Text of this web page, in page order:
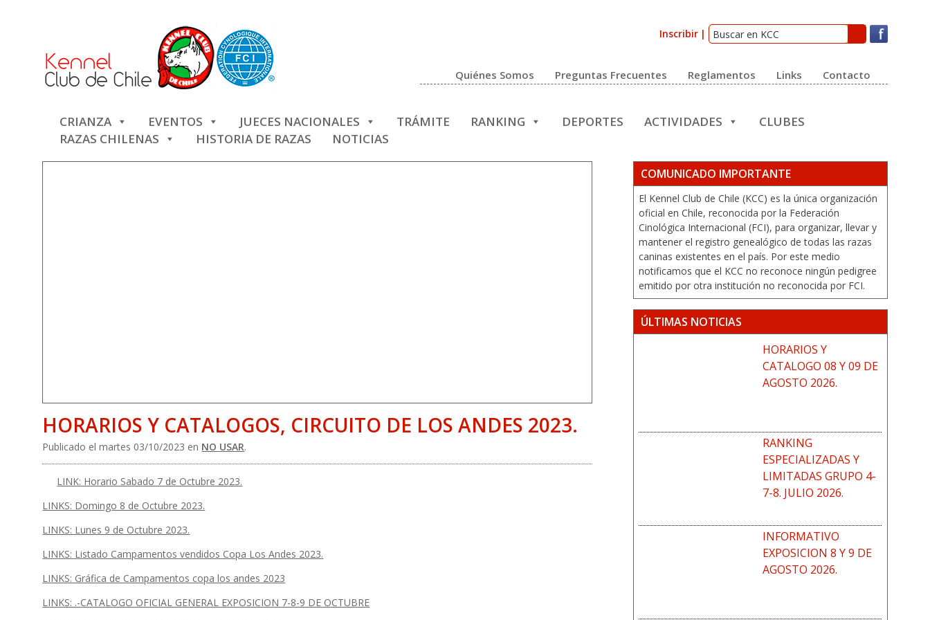
Inscribir
Quiénes Somos Preguntas Frecuentes Reglamentos Links Contacto
CRIANZA EVENTOS JUECES NACIONALES TRÁMITE RANKING DEPORTES ACTIVIDADES
CLUBES
RAZAS CHILENAS
HISTORIA DE RAZAS NOTICIAS
HORARIOS Y CATALOGOS, CIRCUITO DE LOS ANDES 2023.
Publicado el martes 03/10/2023 en NO USAR.
LINK: Horario Sabado 7 de Octubre 2023.
LINKS: Domingo 8 de Octubre 2023.
LINKS: Lunes 9 de Octubre 2023.
LINKS: Listado Campamentos vendidos Copa Los Andes 2023.
LINKS: Gráfica de Campamentos copa los andes 2023
LINKS: .-CATALOGO OFICIAL GENERAL EXPOSICION 7-8-9 DE OCTUBRE
COMUNICADO IMPORTANTE
El Kennel Club de Chile (KCC) es la única organización
oficial en Chile, reconocida por la Federación
Cinológica Internacional (FCI), para organizar, llevar y
mantener el registro genealógico de todas las razas
caninas existentes en el país. Por este medio
notificamos que el KCC no reconoce ningún pedigree
emitido por otra institución no reconocida por FCI.
ÚLTIMAS NOTICIAS
HORARIOS Y
CATALOGO 08 Y 09 DE
AGOSTO 2026.
RANKING
ESPECIALIZADAS Y
LIMITADAS GRUPO 4-
7-8. JULIO 2026.
INFORMATIVO
EXPOSICION 8 Y 9 DE
AGOSTO 2026.